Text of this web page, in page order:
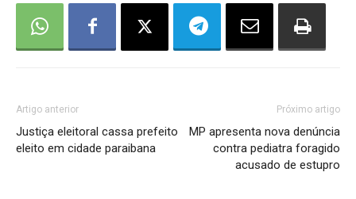
Artigo anterior
Justiça eleitoral cassa prefeito
eleito em cidade paraibana
Próximo artigo
MP apresenta nova denúncia
contra pediatra foragido
acusado de estupro